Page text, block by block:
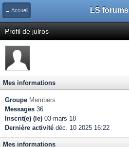
← Accueil LS forums
Profil de julros
Mes informations
Groupe Members
Messages 36
Inscrit(e) (le) 03-mars 18
Dernière activité déc. 10 2025 16:22
Mes informations